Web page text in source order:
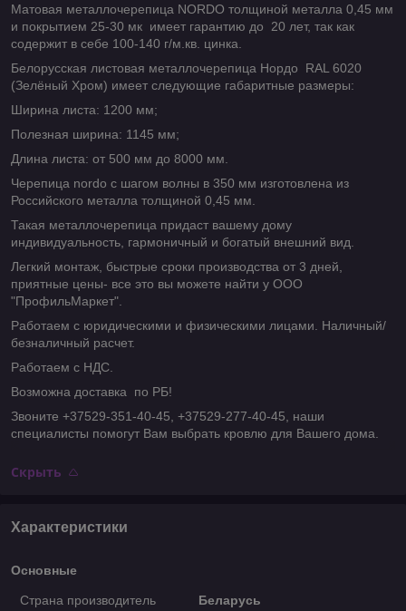
Матовая металлочерепица NORDO толщиной металла 0,45 мм
и покрытием 25-30 мк имеет гарантию до 20 лет, так как
содержит в себе 100-140 г/м.кв. цинка.
Белорусская листовая металлочерепица Нордо RAL 6020
(Зелёный Хром) имеет следующие габаритные размеры:
Ширина листа: 1200 мм;
Полезная ширина: 1145 мм;
Длина листа: от 500 мм до 8000 мм.
Черепица nordo с шагом волны в 350 мм изготовлена из
Российского металла толщиной 0,45 мм.
Такая металлочерепица придаст вашему дому
индивидуальность, гармоничный и богатый внешний вид.
Легкий монтаж, быстрые сроки производства от 3 дней,
приятные цены- все это вы можете найти у ООО
"ПрофильМаркет".
Работаем с юридическими и физическими лицами. Наличный/
безналичный расчет.
Работаем с НДС.
Возможна доставка по РБ!
Звоните +37529-351-40-45, +37529-277-40-45, наши
специалисты помогут Вам выбрать кровлю для Вашего дома.
Скрыть
Характеристики
Основные
Страна производитель
Беларусь